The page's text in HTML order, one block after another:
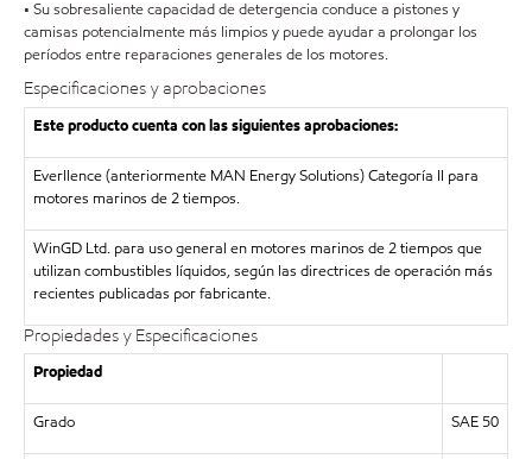
• Su sobresaliente capacidad de detergencia conduce a pistones y
camisas potencialmente más limpios y puede ayudar a prolongar los
períodos entre reparaciones generales de los motores.
Especificaciones y aprobaciones
Este producto cuenta con las siguientes aprobaciones:
Everllence (anteriormente MAN Energy Solutions) Categoría II para
motores marinos de 2 tiempos.
WinGD Ltd. para uso general en motores marinos de 2 tiempos que
utilizan combustibles líquidos, según las directrices de operación más
recientes publicadas por fabricante.
Propiedades y Especificaciones
Propiedad
Grado SAE 50